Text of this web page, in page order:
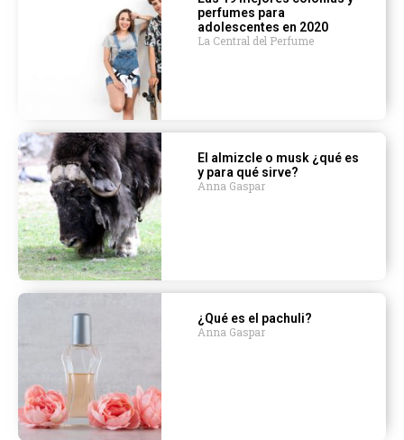
perfumes para
adolescentes en 2020
La Central del Perfume
El almizcle o musk ¿qué es
y para qué sirve?
Anna Gaspar
¿Qué es el pachuli?
Anna Gaspar